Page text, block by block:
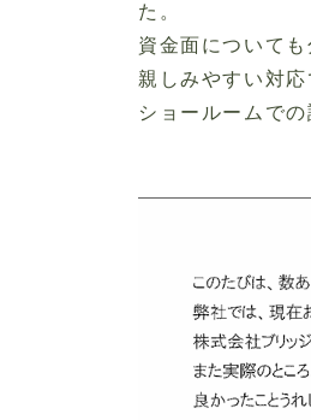
た。
資金面について
親しみやすい対
ショールームでの